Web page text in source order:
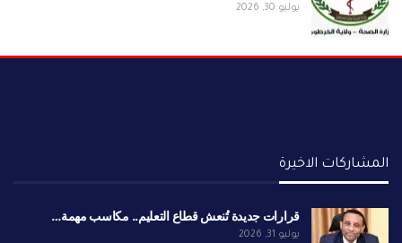
يوليو 30, 2026
المشاركات الاخيرة
قرارات جديدة تُنعش قطاع التعليم.. مكاسب مهمة…
يوليو 31, 2026